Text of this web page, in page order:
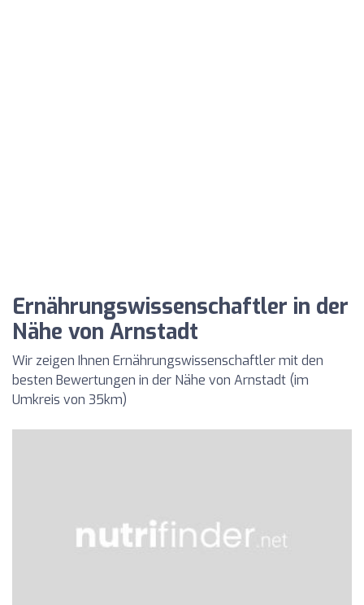
Ernährungswissenschaftler in der
Nähe von Arnstadt
Wir zeigen Ihnen Ernährungswissenschaftler mit den
besten Bewertungen in der Nähe von Arnstadt (im
Umkreis von 35km)